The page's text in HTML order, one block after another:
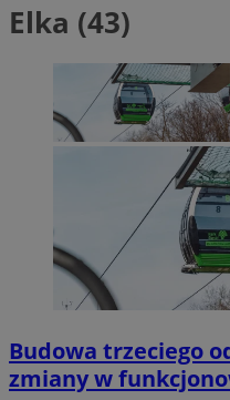
Elka (43)
Budowa trzeciego
zmiany w